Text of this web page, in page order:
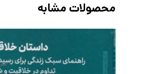
محصولات مشابه